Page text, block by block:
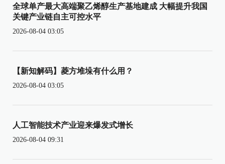
全球单产最大高端聚乙烯醇生产基地建成 大幅提升我国
关键产业链自主可控水平
2026-08-04 03:05
【新知解码】菱方堆垛有什么用？
2026-08-04 03:05
人工智能技术产业迎来爆发式增长
2026-08-04 09:31